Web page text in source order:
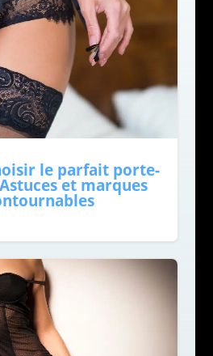
le parfait porte-
et marques